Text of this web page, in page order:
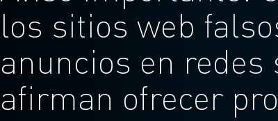
los sitios web
anuncios en redes
afirman ofrecer